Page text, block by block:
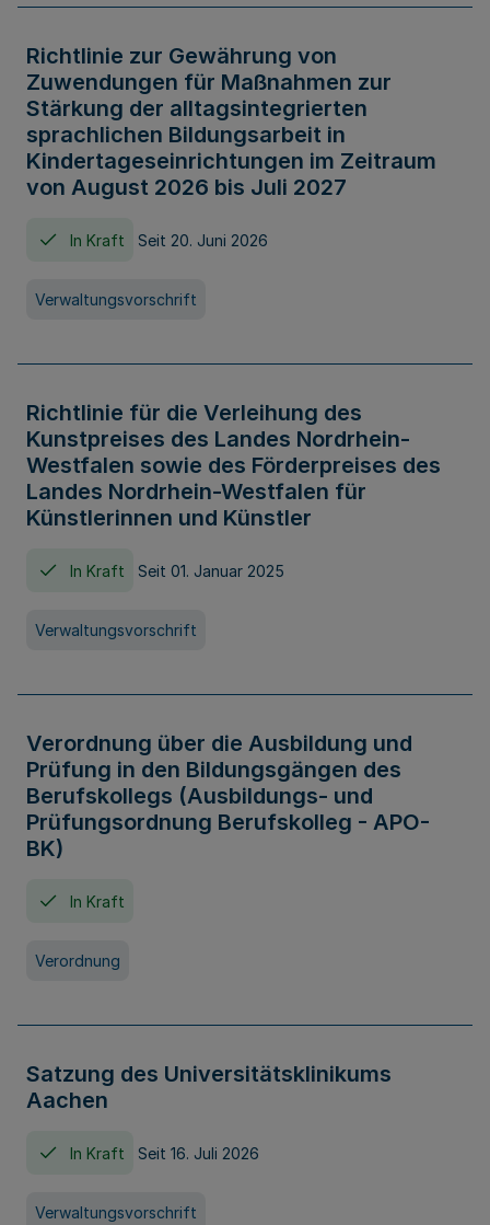
Richtlinie zur Gewährung von
Zuwendungen für Maßnahmen zur
Stärkung der alltagsintegrierten
sprachlichen Bildungsarbeit in
Kindertageseinrichtungen im Zeitraum
von August 2026 bis Juli 2027
In Kraft Seit 20. Juni 2026
Verwaltungsvorschrift
Richtlinie für die Verleihung des
Kunstpreises des Landes Nordrhein-
Westfalen sowie des Förderpreises des
Landes Nordrhein-Westfalen für
Künstlerinnen und Künstler
In Kraft Seit 01. Januar 2025
Verwaltungsvorschrift
Verordnung über die Ausbildung und
Prüfung in den Bildungsgängen des
Berufskollegs (Ausbildungs- und
Prüfungsordnung Berufskolleg - APO-
BK)
In Kraft
Verordnung
Satzung des Universitätsklinikums
Aachen
In Kraft Seit 16. Juli 2026
Verwaltungsvorschrift